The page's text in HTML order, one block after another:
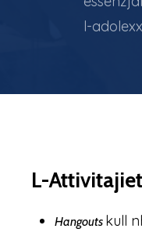
l-
L-
Hangouts kull